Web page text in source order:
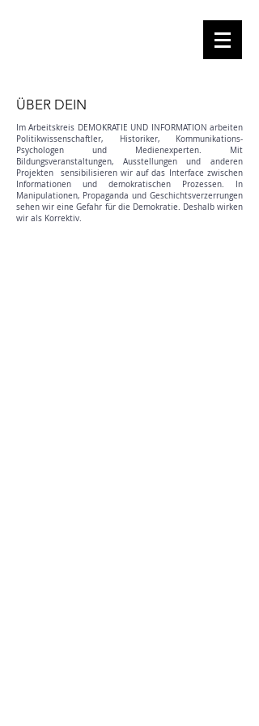
ÜBER DEIN
Im Arbeitskreis DEMOKRATIE UND INFORMATION arbeiten
Politikwissenschaftler, Historiker, Kommunikations-
Psychologen und Medienexperten. Mit
Bildungsveranstaltungen, Ausstellungen und anderen
Projekten sensibilisieren wir auf das Interface zwischen
Informationen und demokratischen Prozessen. In
Manipulationen, Propaganda und Geschichtsverzerrungen
sehen wir eine Gefahr für die Demokratie. Deshalb wirken
wir als Korrektiv.